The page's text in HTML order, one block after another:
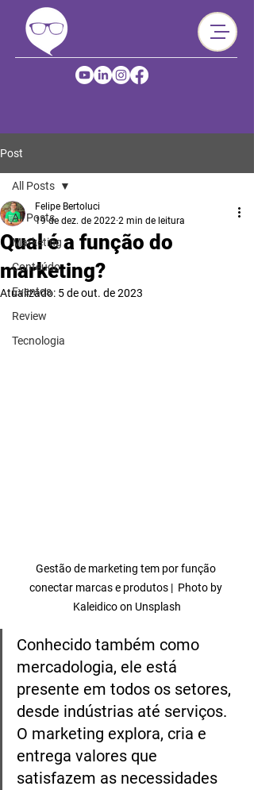
Post
All Posts
Marketing
Conteúdo
Eventos
Review
Tecnologia
All Posts
Qual é a função do
marketing?
Felipe Bertoluci
19 de dez. de 2022 2 min de leitura
Atualizado: 5 de out. de 2023
Gestão de marketing tem por função
conectar marcas e produtos |  Photo by
Kaleidico on Unsplash
Conhecido também como
mercadologia, ele está
presente em todos os setores,
desde indústrias até serviços.
O marketing explora, cria e
entrega valores que
satisfazem as necessidades